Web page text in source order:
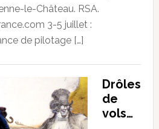
le-Château. RSA.
3-5 juillet :
de pilotage […]
Drôles
de
vols…